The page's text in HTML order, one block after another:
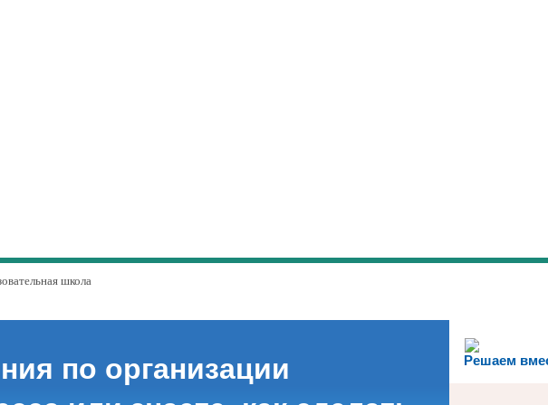
школа
Решаем
по организации